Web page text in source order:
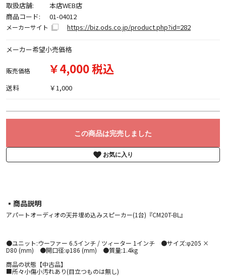
取扱店舗:
本店WEB店
商品コード:
01-04012
メーカーサイト https://biz.ods.co.jp/product.php?id=282
メーカー希望小売価格
販売価格 ￥4,000 税込
送料 ￥1,000
この商品は完売しました
お気に入り
▪︎商品説明
アパートオーディオの天井埋め込みスピーカー(1台)『CM20T-BL』
●ユニット:ウーファー 6.5インチ / ツィーター 1インチ ●サイズ:φ205 ×
D80 (mm) ●開口径:φ186 (mm) ●質量:1.4kg
商品の状態【中古品】
■所々小傷小汚れあり(目立つものは無し)